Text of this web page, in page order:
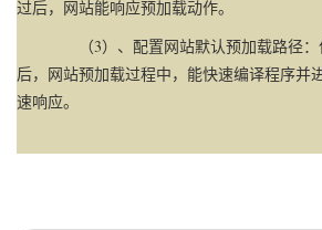
过后，网站能响应预加载动作。
（3）、配置网站默认预加载路径：
后，网站预加载过程中，能快速编译程序并
速响应。